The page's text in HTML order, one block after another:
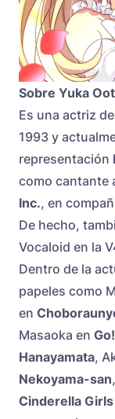
Sobre Yuka
Es una actriz
1993 y
representación
como cantante
Inc., en
De hecho,
Vocaloid en la
Dentro de la
papeles como
en
Masaoka en
Hanayamata,
Nekoyama-san
Cinderella Girls